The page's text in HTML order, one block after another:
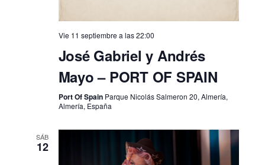
Vie 11 septiembre a las 22:00
José Gabriel y Andrés
Mayo – PORT OF SPAIN
Port Of Spain Parque Nicolás Salmeron 20, Almería,
Almería, España
SÁB
12